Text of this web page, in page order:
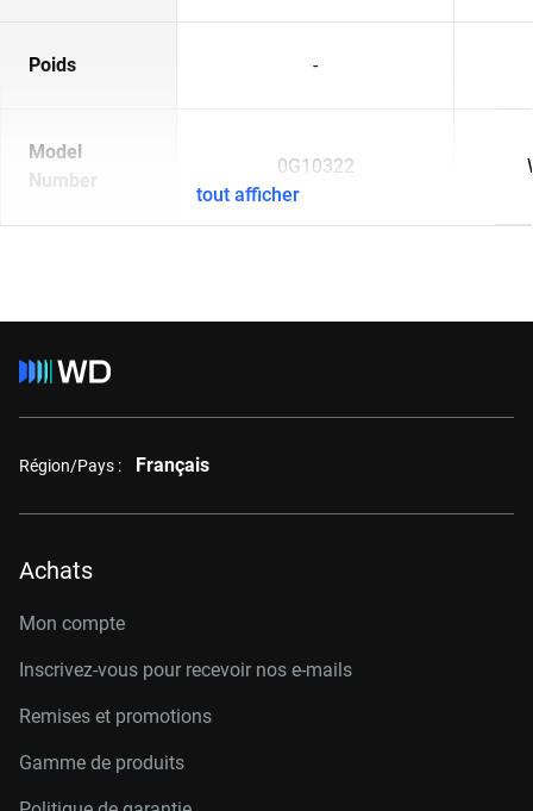
Poids -
Model
Number
0G10322
tout afficher
Région/Pays : Français
Achats
Mon compte
Inscrivez-vous pour recevoir nos e-mails
Remises et promotions
Gamme de produits